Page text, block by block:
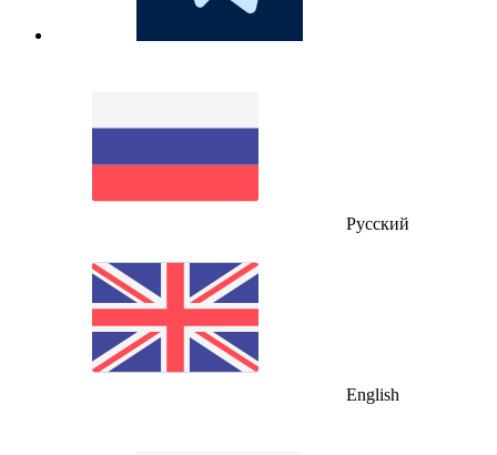
Русский
English